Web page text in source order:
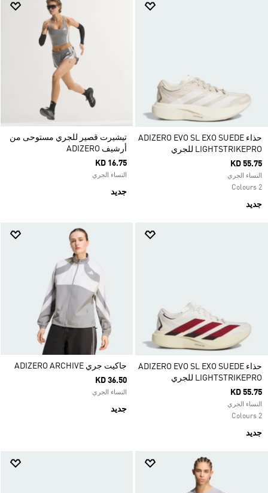
حذاء ADIZERO EVO SL EXO SUEDE
LIGHTSTRIKEPRO للجري
KD 55.75
النساء الجري
2 Colours
جديد
تيشيرت قصير للجري مستوحى من
أرشيف ADIZERO
KD 16.75
النساء الجري
جديد
حذاء ADIZERO EVO SL EXO SUEDE
LIGHTSTRIKEPRO للجري
KD 55.75
النساء الجري
2 Colours
جديد
جاكيت جري ADIZERO ARCHIVE
KD 36.50
النساء الجري
جديد